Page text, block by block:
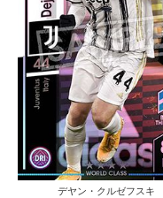
デヤン・クルゼフスキ